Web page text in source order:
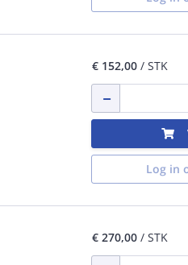
€ 152,00/ STK
Log in
€ 270,00/ STK